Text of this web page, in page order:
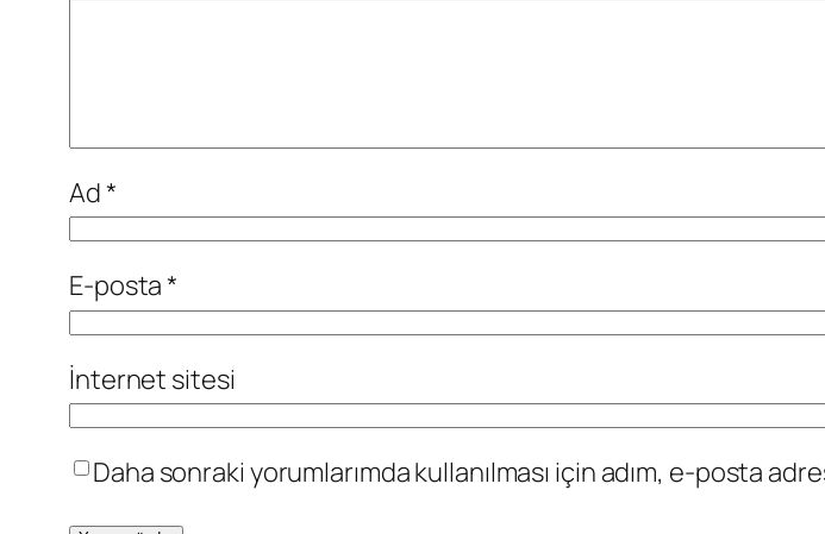
Ad*
E-posta*
İnternet sitesi
Daha sonraki yorumlarımda kullanılması için adım, e-posta